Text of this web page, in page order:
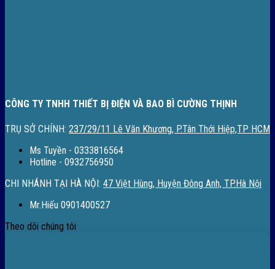
CÔNG TY TNHH THIẾT BỊ ĐIỆN VÀ BAO BÌ CƯỜNG THỊNH
TRỤ SỞ CHÍNH: 237/29/11 Lê Văn Khương, P.Tân Thới Hiệp,TP HCM
Ms Tuyền - 0333816564
Hotline - 0932756950
CHI NHÁNH TẠI HÀ NỘI: 47 Việt Hùng, Huyện Đông Anh, TP.Hà Nội
Mr.Hiếu 0901400527
Theo dõi chúng tôi